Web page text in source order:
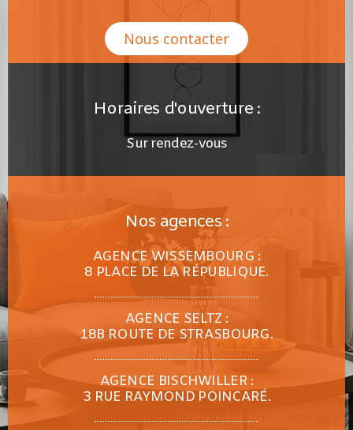
Nous contacter
Horaires d'ouverture :
Sur rendez-vous
Nos agences :
AGENCE WISSEMBOURG :
8 PLACE DE LA RÉPUBLIQUE.
AGENCE SELTZ :
18B ROUTE DE STRASBOURG.
AGENCE BISCHWILLER :
3 RUE RAYMOND POINCARÉ.